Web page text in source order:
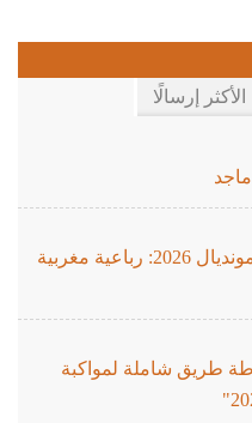
الأكثر إرسالًا
أسود الأطلس يستعدون لنهائيات مونديال 2026: رباعية مغربية
طريق شاملة لمواكبة